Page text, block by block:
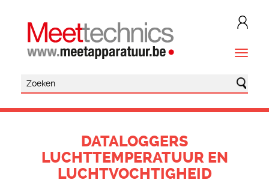
DATALOGGERS
LUCHTTEMPERATUUR EN
LUCHTVOCHTIGHEID